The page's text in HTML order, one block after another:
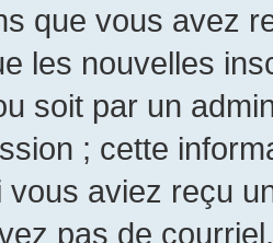
que vous avez
les nouvelles
soit par un
; cette
vous aviez reçu
pas de